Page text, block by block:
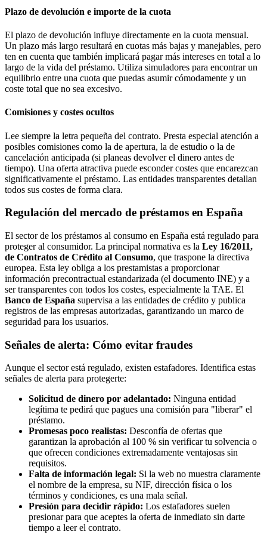
Plazo de devolución e importe de la cuota
El plazo de devolución influye directamente en la cuota mensual.
Un plazo más largo resultará en cuotas más bajas y manejables, pero
ten en cuenta que también implicará pagar más intereses en total a lo
largo de la vida del préstamo. Utiliza simuladores para encontrar un
equilibrio entre una cuota que puedas asumir cómodamente y un
coste total que no sea excesivo.
Comisiones y costes ocultos
Lee siempre la letra pequeña del contrato. Presta especial atención a
posibles comisiones como la de apertura, la de estudio o la de
cancelación anticipada (si planeas devolver el dinero antes de
tiempo). Una oferta atractiva puede esconder costes que encarezcan
significativamente el préstamo. Las entidades transparentes detallan
todos sus costes de forma clara.
Regulación del mercado de préstamos en España
El sector de los préstamos al consumo en España está regulado para
proteger al consumidor. La principal normativa es la Ley 16/2011,
de Contratos de Crédito al Consumo, que traspone la directiva
europea. Esta ley obliga a los prestamistas a proporcionar
información precontractual estandarizada (el documento INE) y a
ser transparentes con todos los costes, especialmente la TAE. El
Banco de España supervisa a las entidades de crédito y publica
registros de las empresas autorizadas, garantizando un marco de
seguridad para los usuarios.
Señales de alerta: Cómo evitar fraudes
Aunque el sector está regulado, existen estafadores. Identifica estas
señales de alerta para protegerte:
Solicitud de dinero por adelantado: Ninguna entidad
legítima te pedirá que pagues una comisión para "liberar" el
préstamo.
Promesas poco realistas: Desconfía de ofertas que
garantizan la aprobación al 100 % sin verificar tu solvencia o
que ofrecen condiciones extremadamente ventajosas sin
requisitos.
Falta de información legal: Si la web no muestra claramente
el nombre de la empresa, su NIF, dirección física o los
términos y condiciones, es una mala señal.
Presión para decidir rápido: Los estafadores suelen
presionar para que aceptes la oferta de inmediato sin darte
tiempo a leer el contrato.